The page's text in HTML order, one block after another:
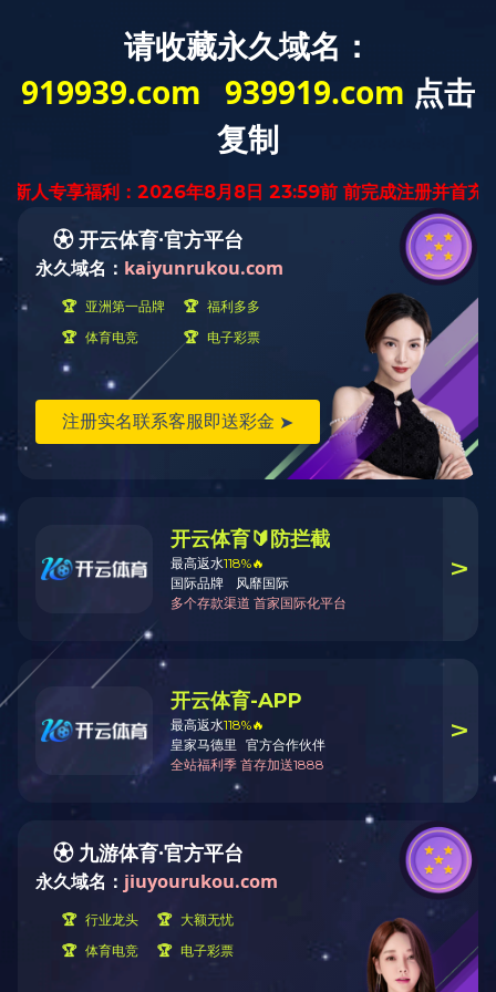
当前位置： 首页>产品中心> 华体会(中国)>华体会(中国)
华体会(中国) 工业电缆线束 通信电缆线束
华体会(中国)